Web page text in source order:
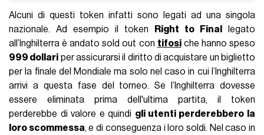
Alcuni di questi token infatti sono legati ad una singola
nazionale. Ad esempio il token
Right to Final
legato
all’Inghilterra è andato sold out con tifosiche hanno speso
999 dollari per assicurarsi il diritto di acquistare un biglietto
per la finale del Mondiale ma solo nel caso in cui l’Inghilterra
arrivi a questa fase del torneo. Se l’Inghilterra dovesse
essere eliminata prima dell'ultima partita, il token
perderebbe di valore e quindi gli utenti perderebbero la
loro scommessa, e di conseguenza i loro soldi. Nel caso in